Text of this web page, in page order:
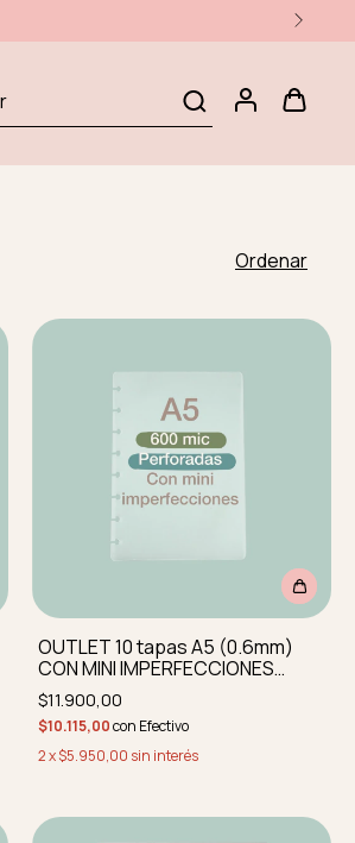
Ordenar
OUTLET 10 tapas A5 (0.6mm)
CON MINI IMPERFECCIONES
perforadas y redondeadas
$11.900,00
$10.115,00con Efectivo
2x$5.950,00 sin interés